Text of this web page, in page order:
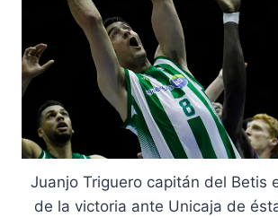
Juanjo Triguero capitán del Betis
de la victoria ante Unicaja de